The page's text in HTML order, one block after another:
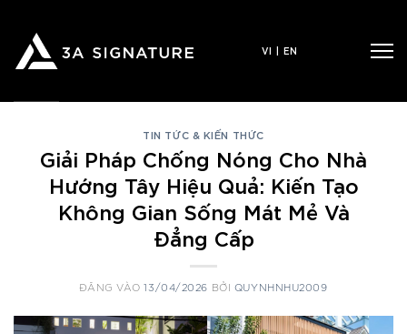
nội
VI | EN
TIN TỨC & KIẾN THỨC
Giải Pháp Chống Nóng Cho Nhà
Hướng Tây Hiệu Quả: Kiến Tạo
Không Gian Sống Mát Mẻ Và
Đẳng Cấp
ĐĂNG VÀO13/04/2026 BỞI QUYNHNHU2009